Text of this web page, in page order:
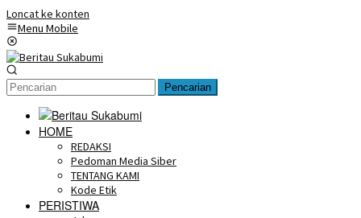
Loncat ke konten
Menu Mobile
Pencarian
HOME
REDAKSI
Pedoman Media Siber
TENTANG KAMI
Kode Etik
PERISTIWA